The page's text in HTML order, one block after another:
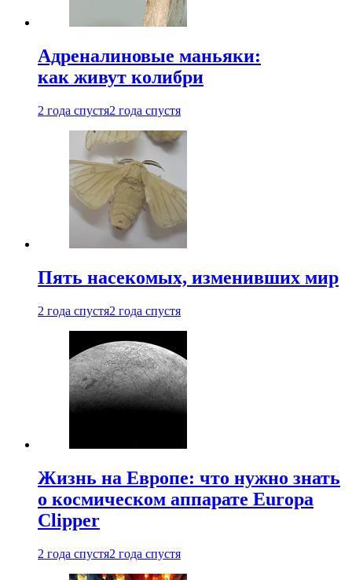
Адреналиновые маньяки:
как живут колибри
2 года спустя2 года спустя
Пять насекомых, изменивших мир
2 года спустя2 года спустя
Жизнь на Европе: что нужно знать
о космическом аппарате Europa
Clipper
2 года спустя2 года спустя